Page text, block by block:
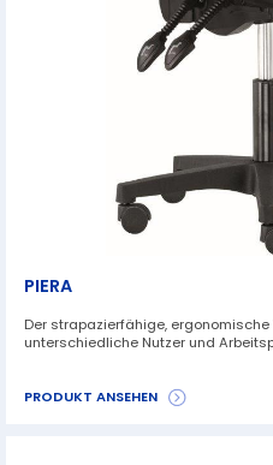
PIERA
Der strapazierfähige,
unterschiedliche Nutzer und
PRODUKT ANSEHEN